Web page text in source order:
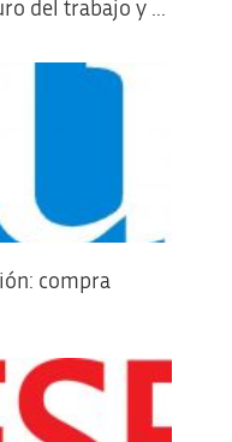
del trabajo y ...
compra